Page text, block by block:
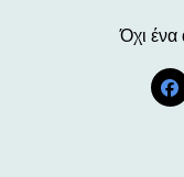
Όχι ένα